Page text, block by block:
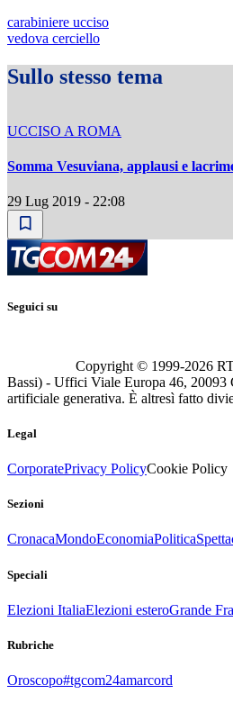
carabiniere ucciso
vedova cerciello
Sullo stesso tema
UCCISO A ROMA
Somma Vesuviana, applausi e
29 Lug 2019 - 22:08
Seguici su
Copyright © 1999-2026
Bassi) - Uffici Viale Europa 46, 20093
artificiale generativa. È altresì fatto
Legal
CorporatePrivacy PolicyCookie Policy
Sezioni
CronacaMondoEconomiaPolitica
Speciali
Elezioni ItaliaElezioni esteroGrande
Rubriche
Oroscopo#tgcom24amarcord